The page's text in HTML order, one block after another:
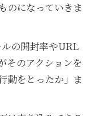
のになっていきま
の開封率やURL
そのアクションを
動をとったか」ま